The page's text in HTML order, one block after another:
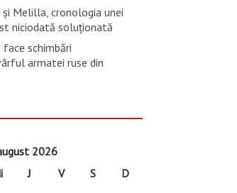
și Melilla, cronologia unei
niciodată soluționată
face schimbări
armatei ruse din
2026
J V S
D